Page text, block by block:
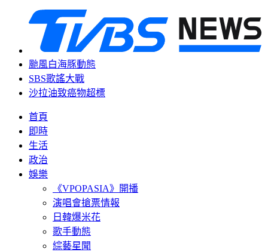
颱風白海豚動態
SBS歌謠大戰
沙拉油致癌物超標
首頁
即時
生活
政治
娛樂
《VPOPASIA》開播
演唱會搶票情報
日韓爆米花
歌手動態
綜藝星聞